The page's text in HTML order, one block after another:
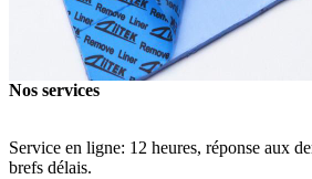
Nos services
Service en ligne: 12 heures, réponse aux
brefs délais.